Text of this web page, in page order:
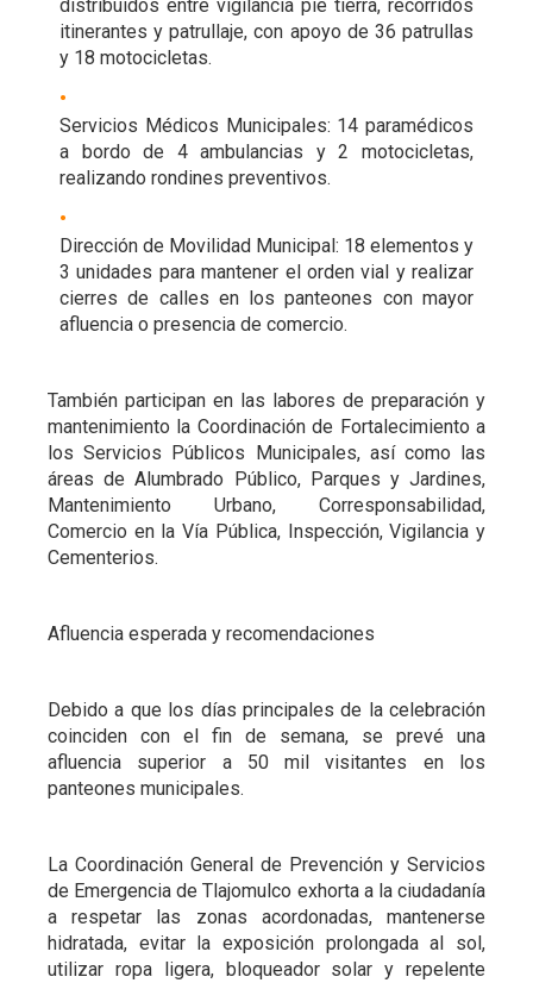
distribuidos entre vigilancia pie tierra, recorridos
itinerantes y patrullaje, con apoyo de 36 patrullas
y 18 motocicletas.
Servicios Médicos Municipales: 14 paramédicos
a bordo de 4 ambulancias y 2 motocicletas,
realizando rondines preventivos.
Dirección de Movilidad Municipal: 18 elementos y
3 unidades para mantener el orden vial y realizar
cierres de calles en los panteones con mayor
afluencia o presencia de comercio.
También participan en las labores de preparación y
mantenimiento la Coordinación de Fortalecimiento a
los Servicios Públicos Municipales, así como las
áreas de Alumbrado Público, Parques y Jardines,
Mantenimiento Urbano, Corresponsabilidad,
Comercio en la Vía Pública, Inspección, Vigilancia y
Cementerios.
Afluencia esperada y recomendaciones
Debido a que los días principales de la celebración
coinciden con el fin de semana, se prevé una
afluencia superior a 50 mil visitantes en los
panteones municipales.
La Coordinación General de Prevención y Servicios
de Emergencia de Tlajomulco exhorta a la ciudadanía
a respetar las zonas acordonadas, mantenerse
hidratada, evitar la exposición prolongada al sol,
utilizar ropa ligera, bloqueador solar y repelente